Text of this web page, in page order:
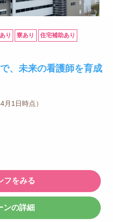
り 寮あり 住宅補助あり
、未来の看護師を育成
1日時点）
フをみる
ンの詳細